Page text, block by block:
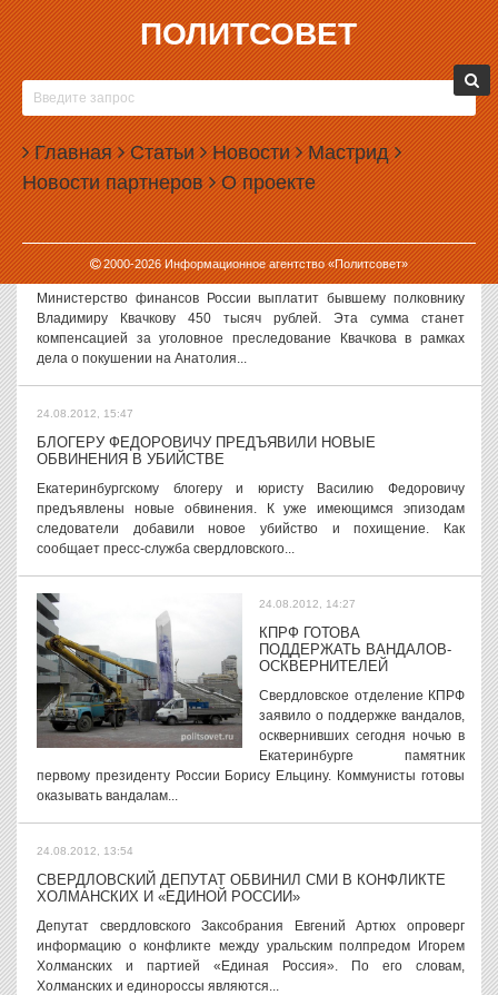
ПОЛИТСОВЕТ
Главная Статьи Новости Мастрид
Новости партнеров О проекте
2000-2026Информационное агентство «Политсовет»
24.08.2012, 18:12
СЛУХИ И ВЕРСИИ, 24 АВГУСТА
Дмитрий Рогозин готовит почву для отставки Медведева Говорят,
что визит вице-премьера Дмитрия Рогозина на Урал вызван не
только его желанием посетить выставку спасательной техники в
Нижнем Тагиле,...
24.08.2012, 17:38
МИНФИН РАСПЛАТИТСЯ С КВАЧКОВЫМ ЗА ЧУБАЙСА
Министерство финансов России выплатит бывшему полковнику
Владимиру Квачкову 450 тысяч рублей. Эта сумма станет
компенсацией за уголовное преследование Квачкова в рамках
дела о покушении на Анатолия...
24.08.2012, 15:47
БЛОГЕРУ ФЕДОРОВИЧУ ПРЕДЪЯВИЛИ НОВЫЕ
ОБВИНЕНИЯ В УБИЙСТВЕ
Екатеринбургскому блогеру и юристу Василию Федоровичу
предъявлены новые обвинения. К уже имеющимся эпизодам
следователи добавили новое убийство и похищение. Как
сообщает пресс-служба свердловского...
24.08.2012, 14:27
КПРФ ГОТОВА
ПОДДЕРЖАТЬ ВАНДАЛОВ-
ОСКВЕРНИТЕЛЕЙ
Свердловское отделение КПРФ
заявило о поддержке вандалов,
осквернивших сегодня ночью в
Екатеринбурге памятник
первому президенту России Борису Ельцину. Коммунисты готовы
оказывать вандалам...
24.08.2012, 13:54
СВЕРДЛОВСКИЙ ДЕПУТАТ ОБВИНИЛ СМИ В КОНФЛИКТЕ
ХОЛМАНСКИХ И «ЕДИНОЙ РОССИИ»
Депутат свердловского Заксобрания Евгений Артюх опроверг
информацию о конфликте между уральским полпредом Игорем
Холманских и партией «Единая Россия». По его словам,
Холманских и единороссы являются...